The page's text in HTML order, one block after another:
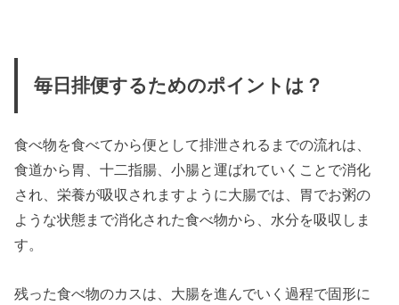
毎日排便するためのポイントは？
食べ物を食べてから便として排泄されるまでの流れは、
食道から胃、十二指腸、小腸と運ばれていくことで消化
され、栄養が吸収されますように大腸では、胃でお粥の
ような状態まで消化された食べ物から、水分を吸収しま
す。
残った食べ物のカスは、大腸を進んでいく過程で固形に